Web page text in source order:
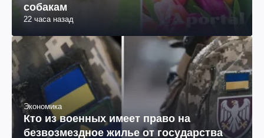
собакам
22 часа назад
Экономика
Кто из военных имеет право на
безвозмездное жилье от государства